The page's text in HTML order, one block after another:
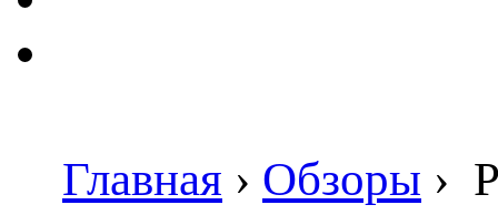
Главная › Обзоры ›